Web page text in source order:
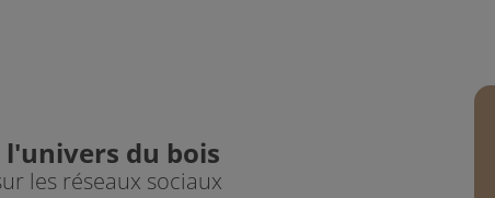
l'univers du bois
les réseaux sociaux